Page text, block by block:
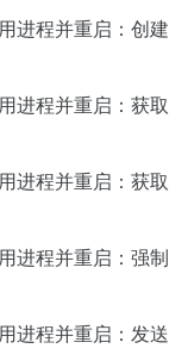
进程并重启：创建
进程并重启：获取
进程并重启：获取
进程并重启：强制
进程并重启：发送